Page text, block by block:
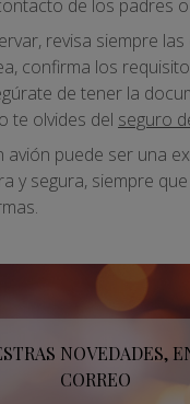
de los padres
revisa siempre
confirma los
de tener la
te olvides del seguro
avión puede ser una
y segura, siempre
NOVEDADES,
CORREO